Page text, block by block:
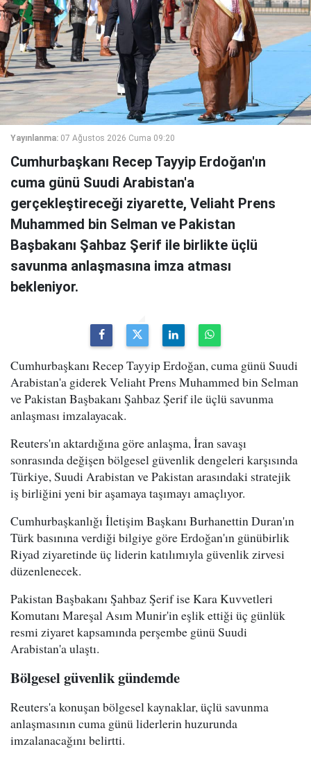
Yayınlanma: 07 Ağustos 2026 Cuma 09:20
Cumhurbaşkanı Recep Tayyip Erdoğan'ın
cuma günü Suudi Arabistan'a
gerçekleştireceği ziyarette, Veliaht Prens
Muhammed bin Selman ve Pakistan
Başbakanı Şahbaz Şerif ile birlikte üçlü
savunma anlaşmasına imza atması
bekleniyor.
Cumhurbaşkanı Recep Tayyip Erdoğan, cuma günü Suudi
Arabistan'a giderek Veliaht Prens Muhammed bin Selman
ve Pakistan Başbakanı Şahbaz Şerif ile üçlü savunma
anlaşması imzalayacak.
Reuters'ın aktardığına göre anlaşma, İran savaşı
sonrasında değişen bölgesel güvenlik dengeleri karşısında
Türkiye, Suudi Arabistan ve Pakistan arasındaki stratejik
iş birliğini yeni bir aşamaya taşımayı amaçlıyor.
Cumhurbaşkanlığı İletişim Başkanı Burhanettin Duran'ın
Türk basınına verdiği bilgiye göre Erdoğan'ın günübirlik
Riyad ziyaretinde üç liderin katılımıyla güvenlik zirvesi
düzenlenecek.
Pakistan Başbakanı Şahbaz Şerif ise Kara Kuvvetleri
Komutanı Mareşal Asım Munir'in eşlik ettiği üç günlük
resmi ziyaret kapsamında perşembe günü Suudi
Arabistan'a ulaştı.
Bölgesel güvenlik gündemde
Reuters'a konuşan bölgesel kaynaklar, üçlü savunma
anlaşmasının cuma günü liderlerin huzurunda
imzalanacağını belirtti.